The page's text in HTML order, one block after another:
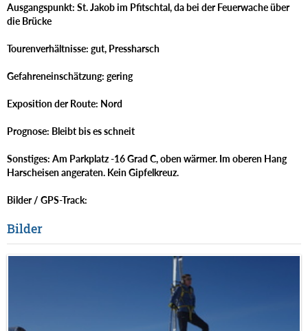
Ausgangspunkt: St. Jakob im Pfitschtal, da bei der Feuerwache über
die Brücke
Tourenverhältnisse: gut, Pressharsch
Gefahreneinschätzung: gering
Exposition der Route: Nord
Prognose: Bleibt bis es schneit
Sonstiges: Am Parkplatz -16 Grad C, oben wärmer. Im oberen Hang
Harscheisen angeraten. Kein Gipfelkreuz.
Bilder / GPS-Track:
Bilder